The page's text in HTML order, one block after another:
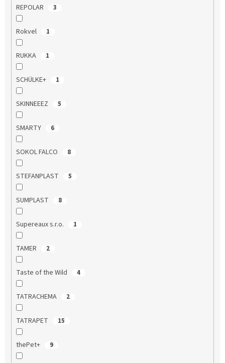
REPOLAR 3
Rokvel 1
RUKKA 1
SCHÜLKE+ 1
SKINNEEEZ 5
SMARTY 6
SOKOL FALCO 8
STEFANPLAST 5
SUMPLAST 8
Supereaux s.r.o. 1
TAMER 2
Taste of the Wild 4
TATRACHEMA 2
TATRAPET 15
thePet+ 9